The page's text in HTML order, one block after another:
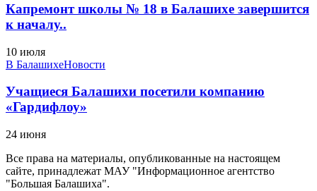
Капремонт школы № 18 в Балашихе завершится
к началу..
10 июля
В БалашихеНовости
Учащиеся Балашихи посетили компанию
«Гардифлоу»
24 июня
Все права на материалы, опубликованные на настоящем
сайте, принадлежат МАУ "Информационное агентство
"Большая Балашиха".